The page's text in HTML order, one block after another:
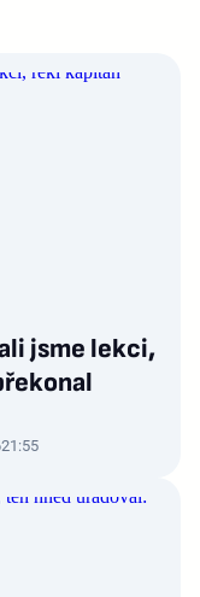
jsme lekci,
21:55